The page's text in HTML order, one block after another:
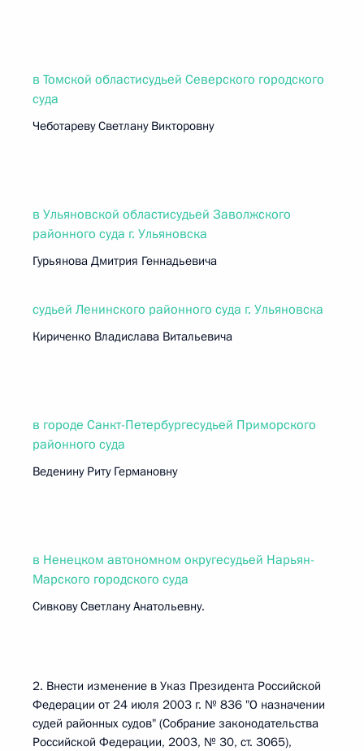
в Томской областисудьей Северского городского
суда
Чеботареву Светлану Викторовну
в Ульяновской областисудьей Заволжского
районного суда г. Ульяновска
Гурьянова Дмитрия Геннадьевича
судьей Ленинского районного суда г. Ульяновска
Кириченко Владислава Витальевича
в городе Санкт-Петербургесудьей Приморского
районного суда
Веденину Риту Германовну
в Ненецком автономном округесудьей Нарьян-
Марского городского суда
Сивкову Светлану Анатольевну.
2. Внести изменение в Указ Президента Российской
Федерации от 24 июля 2003 г. № 836 "О назначении
судей районных судов" (Собрание законодательства
Российской Федерации, 2003, № 30, ст. 3065),